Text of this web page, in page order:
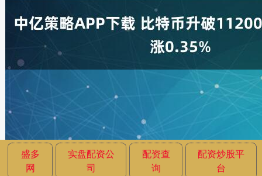
盛多
网
实盘配资公
司
配资查
询
配资炒股平
台